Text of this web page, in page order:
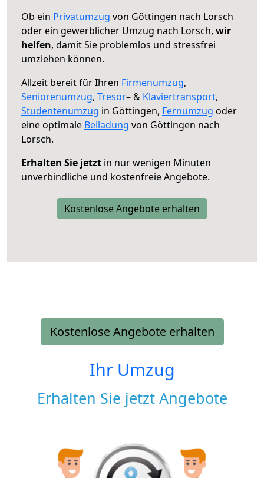
Ob ein Privatumzug von Göttingen nach Lorsch
oder ein gewerblicher Umzug nach Lorsch, wir
helfen, damit Sie problemlos und stressfrei
umziehen können.
Allzeit bereit für Ihren Firmenumzug,
Seniorenumzug, Tresor– & Klaviertransport,
Studentenumzug in Göttingen, Fernumzug oder
eine optimale Beiladung von Göttingen nach
Lorsch.
Erhalten Sie jetzt in nur wenigen Minuten
unverbindliche und kostenfreie Angebote.
Kostenlose Angebote erhalten
Kostenlose Angebote erhalten
Ihr Umzug
Erhalten Sie jetzt Angebote